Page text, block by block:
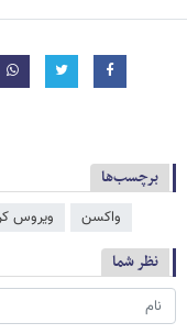
برچسب‌ها
واکسن ویروس
نظر شما